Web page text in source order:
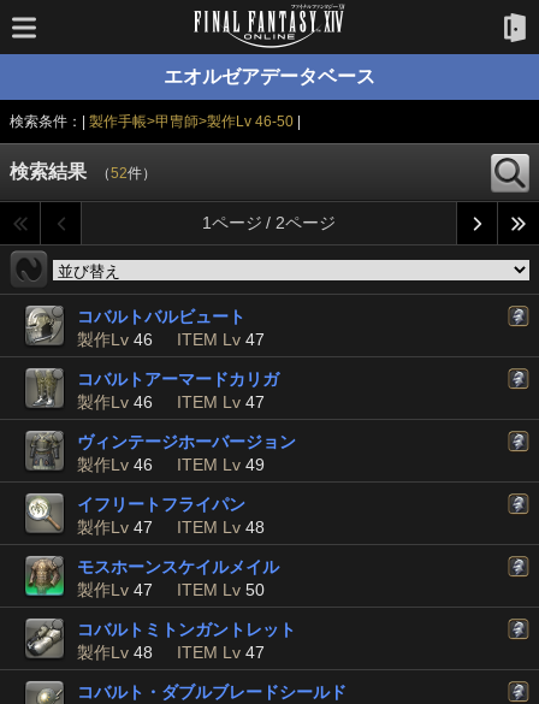
エオルゼアデータベース
検索条件：| 製作手帳>甲冑師>製作Lv 46-50|
検索結果 （52件）
1ページ / 2ページ
コバルトバルビュート
製作Lv 46 ITEM Lv 47
コバルトアーマードカリガ
製作Lv 46 ITEM Lv 47
ヴィンテージホーバージョン
製作Lv 46 ITEM Lv 49
イフリートフライパン
製作Lv 47 ITEM Lv 48
モスホーンスケイルメイル
製作Lv 47 ITEM Lv 50
コバルトミトンガントレット
製作Lv 48 ITEM Lv 47
コバルト・ダブルブレードシールド